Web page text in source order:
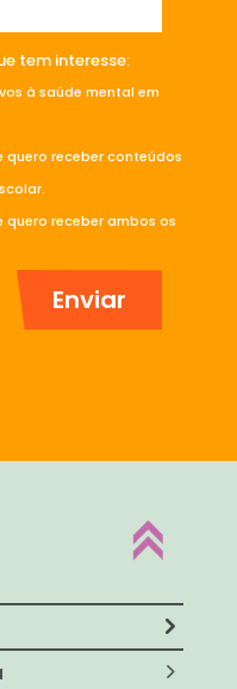
tem interesse:
à saúde mental em
receber conteúdos
receber ambos os